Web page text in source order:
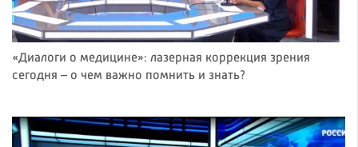
«Диалоги о медицине»: лазерная коррекция зрения
сегодня – о чем важно помнить и знать?